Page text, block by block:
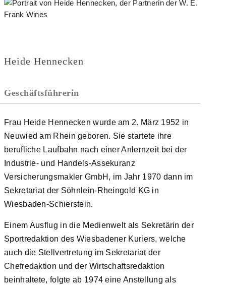
Heide Hennecken
Geschäftsführerin
Frau Heide Hennecken wurde am 2. März 1952 in
Neuwied am Rhein geboren. Sie startete ihre
berufliche Laufbahn nach einer Anlernzeit bei der
Industrie- und Handels-Assekuranz
Versicherungsmakler GmbH, im Jahr 1970 dann im
Sekretariat der Söhnlein-Rheingold KG in
Wiesbaden-Schierstein.
Einem Ausflug in die Medienwelt als Sekretärin der
Sportredaktion des Wiesbadener Kuriers, welche
auch die Stellvertretung im Sekretariat der
Chefredaktion und der Wirtschaftsredaktion
beinhaltete, folgte ab 1974 eine Anstellung als